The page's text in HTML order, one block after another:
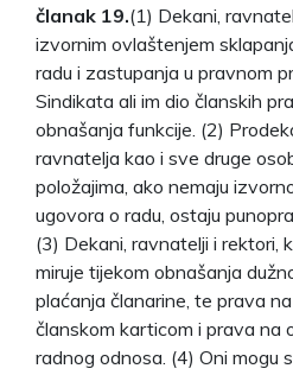
članak 19.(1) Dekani,
izvornim ovlaštenjem
radu i zastupanja u pravnom
Sindikata ali im dio članskih
obnašanja funkcije. (2)
ravnatelja kao i sve druge
položajima, ako nemaju
ugovora o radu, ostaju
(3) Dekani, ravnatelji i rektori,
miruje tijekom obnašanja
plaćanja članarine, te prava
članskom karticom i prava na
radnog odnosa. (4) Oni mogu